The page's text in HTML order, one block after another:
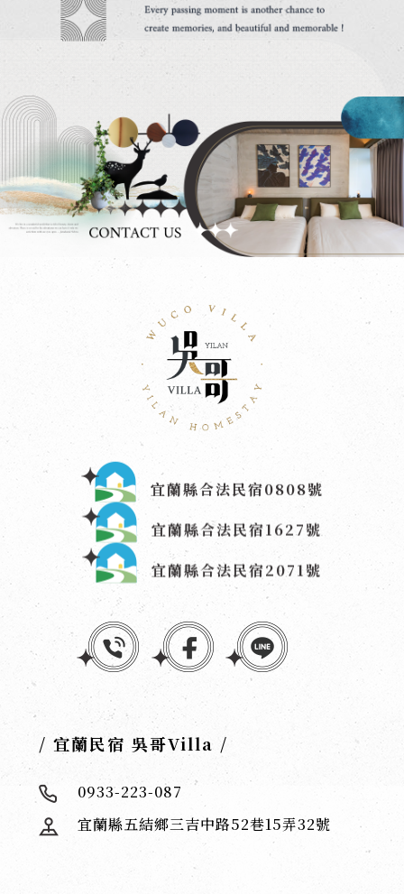
/ 宜蘭民宿 吳哥Villa /
0933-223-087
宜蘭縣五結鄉三吉中路52巷15弄32號
宜蘭縣合法民宿0808號
宜蘭縣合法民宿1627號
宜蘭縣合法民宿2071號